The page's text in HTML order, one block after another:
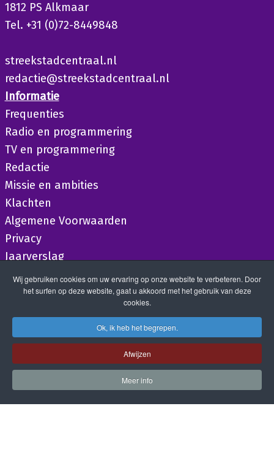
1812 PS Alkmaar
Tel. +31 (0)72-8449848
streekstadcentraal.nl
redactie@streekstadcentraal.nl
Informatie
Frequenties
Radio en programmering
TV en programmering
Redactie
Missie en ambities
Klachten
Algemene Voorwaarden
Privacy
Jaarverslag
Wij gebruiken cookies om uw ervaring op onze website te verbeteren. Door
het surfen op deze website, gaat u akkoord met het gebruik van deze
cookies.
Ok, ik heb het begrepen.
Afwijzen
Meer info